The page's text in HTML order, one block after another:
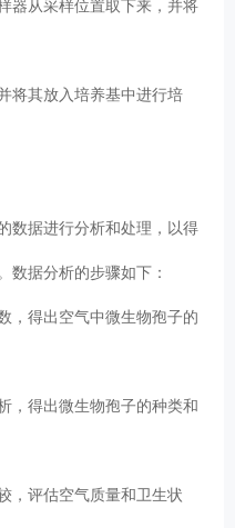
器从采样位置取下来，并将
将其放入培养基中进行培
数据进行分析和处理，以得
数据分析的步骤如下：
，得出空气中微生物孢子的
，得出微生物孢子的种类和
，评估空气质量和卫生状